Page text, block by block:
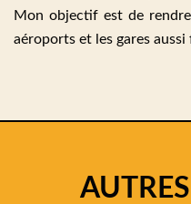
Mon objectif est de
aéroports et les gares